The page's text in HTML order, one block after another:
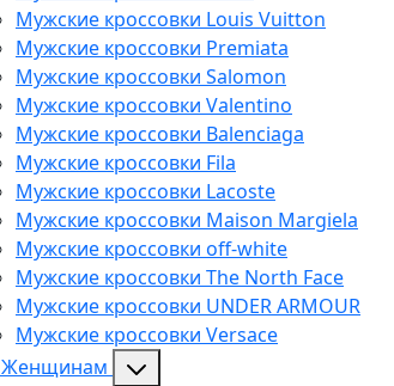
Мужские кроссовки Louis Vuitton
Мужские кроссовки Premiata
Мужские кроссовки Salomon
Мужские кроссовки Valentino
Мужские кроссовки Balenciaga
Мужские кроссовки Fila
Мужские кроссовки Lacoste
Мужские кроссовки Maison Margiela
Мужские кроссовки off-white
Мужские кроссовки The North Face
Мужские кроссовки UNDER ARMOUR
Мужские кроссовки Versace
Женщинам